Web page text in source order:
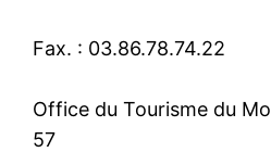
Fax. : 03.86.78.74.22
Office du Tourisme du
57